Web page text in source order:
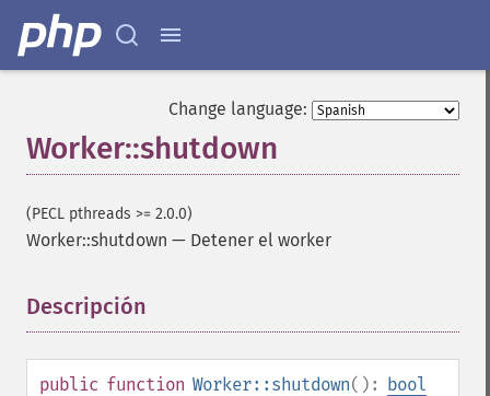
Change language:
Worker::shutdown
(PECL pthreads >= 2.0.0)
Worker::shutdown — Detener el worker
Descripción
public function Worker::shutdown(): bool